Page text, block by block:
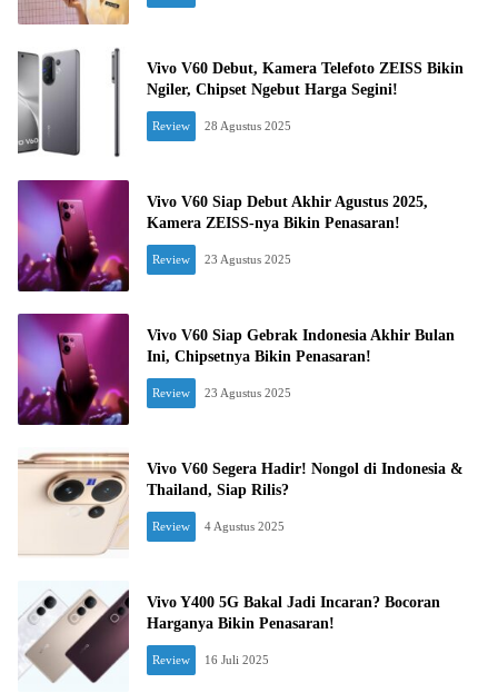
Vivo V60 Debut, Kamera Telefoto ZEISS Bikin
Ngiler, Chipset Ngebut Harga Segini!
Review 28 Agustus 2025
Vivo V60 Siap Debut Akhir Agustus 2025,
Kamera ZEISS-nya Bikin Penasaran!
Review 23 Agustus 2025
Vivo V60 Siap Gebrak Indonesia Akhir Bulan
Ini, Chipsetnya Bikin Penasaran!
Review 23 Agustus 2025
Vivo V60 Segera Hadir! Nongol di Indonesia &
Thailand, Siap Rilis?
Review 4 Agustus 2025
Vivo Y400 5G Bakal Jadi Incaran? Bocoran
Harganya Bikin Penasaran!
Review 16 Juli 2025